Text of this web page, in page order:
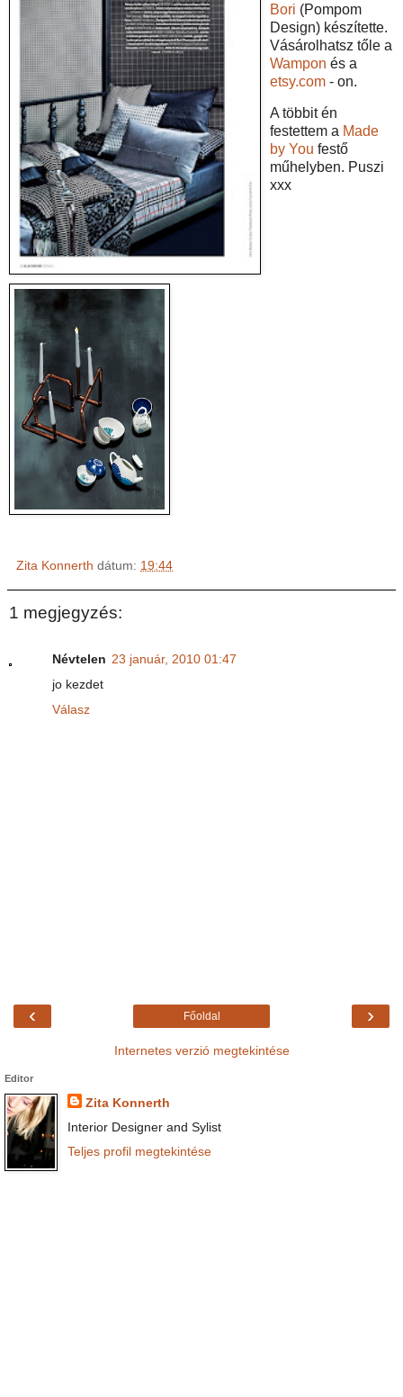
Bori (Pompom
Design) készítette.
Vásárolhatsz tőle a
Wampon és a
etsy.com - on.
A többit én
festettem a Made
by You festő
műhelyben. Puszi
xxx
Zita Konnerth dátum: 19:44
1 megjegyzés:
Névtelen 23 január, 2010 01:47
jo kezdet
Válasz
‹ ›
Főoldal
Internetes verzió megtekintése
Editor
Zita Konnerth
Interior Designer and Sylist
Teljes profil megtekintése